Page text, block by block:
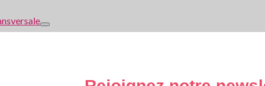
Création littéraire et Archives 2025 – 2026
2026
2025